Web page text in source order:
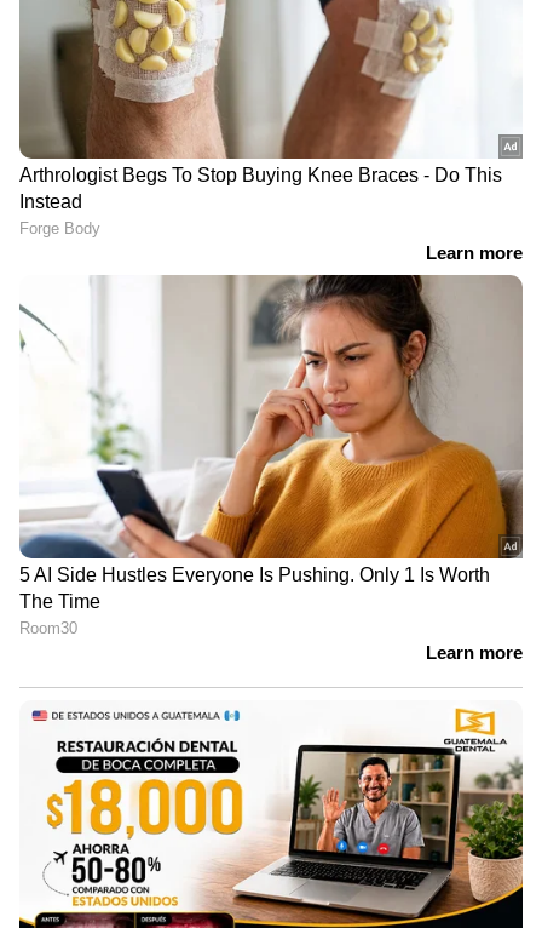
LATEST VIDEOS
ഫരീദാബാദില്‍ സ്‌കൂള്‍
വരാന്തയില്‍ അധ്യാപികയെ
വിവാഹത്തിന് നിർബന്ധിച്ചു;
വാക്കുതർക്കത്തിന് പിന്നാലെ
നൃത്ത അധ്യാപികയെ കഴുത്തു
ഞെരിച്ച് കൊലപ്പെടുത്തി